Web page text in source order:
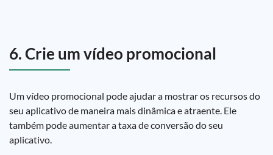
6. Crie um vídeo promocional
Um vídeo promocional pode ajudar a mostrar os recursos do
seu aplicativo de maneira mais dinâmica e atraente. Ele
também pode aumentar a taxa de conversão do seu
aplicativo.